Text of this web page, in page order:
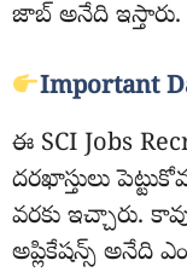
జాబ్ అనేది ఇస్తారు.
Important
ఈ SCI Jobs
దరఖాస్తులు
వరకు ఇచ్చారు.
అప్లికేషన్స్ అనేది